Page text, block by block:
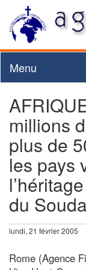
Menu
millions
plus de
les pays
du
lundi, 21 février 2005
Rome (Agence